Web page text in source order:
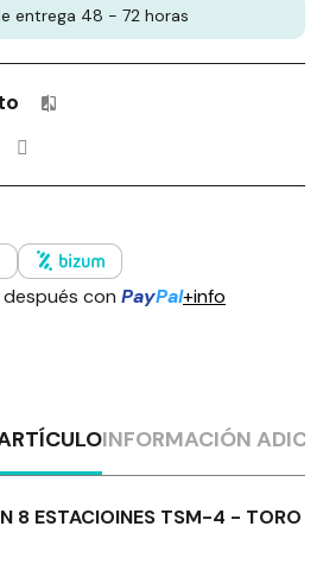
entrega 48 - 72 horas
Productos incluidos en tu lista
con PayPal+info
INFORMACIÓN
8 ESTACIOINES TSM-4 - TORO